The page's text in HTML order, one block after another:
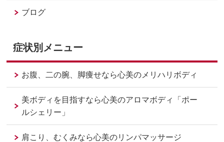
ブログ
症状別メニュー
お腹、二の腕、脚痩せなら心美のメリハリボディ
美ボディを目指すなら心美のアロマボディ「ポー
ルシェリー」
肩こり、むくみなら心美のリンパマッサージ